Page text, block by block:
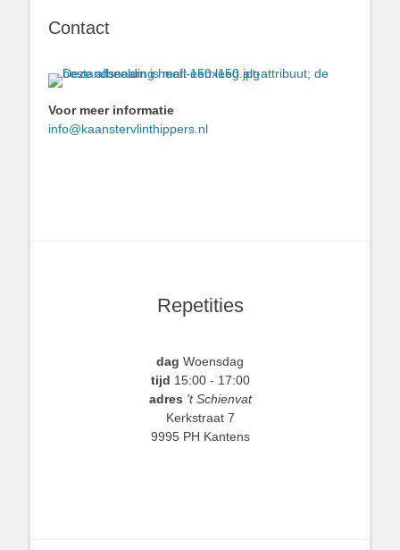
Contact
Voor meer informatie
info@kaanstervlinthippers.nl
Repetities
dag Woensdag
tijd 15:00 - 17:00
adres 't Schienvat
Kerkstraat 7
9995 PH Kantens